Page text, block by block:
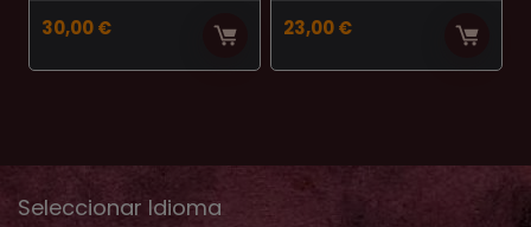
30,00€ 23,00€
Seleccionar Idioma